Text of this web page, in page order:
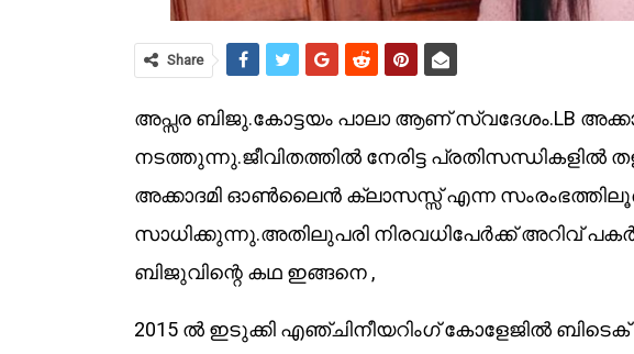
Share
അപ്സര ബിജു.കോട്ടയം പാലാ ആണ് സ്വദേശം.LB
നടത്തുന്നു.ജീവിതത്തിൽ നേരിട്ട പ്രതിസന്ധികളിൽ
അക്കാദമി ഓൺലൈൻ ക്ലാസസ്സ് എന്ന
സാധിക്കുന്നു.അതിലുപരി നിരവധിപേർക്ക് അറിവ്
ബിജുവിന്റെ കഥ ഇങ്ങനെ ,
2015 ൽ ഇടുക്കി എഞ്ചിനീയറിംഗ് കോളേജിൽ